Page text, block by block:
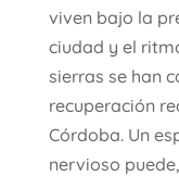
viven bajo la
ciudad y el
sierras se han
recuperación
Córdoba. Un
nervioso